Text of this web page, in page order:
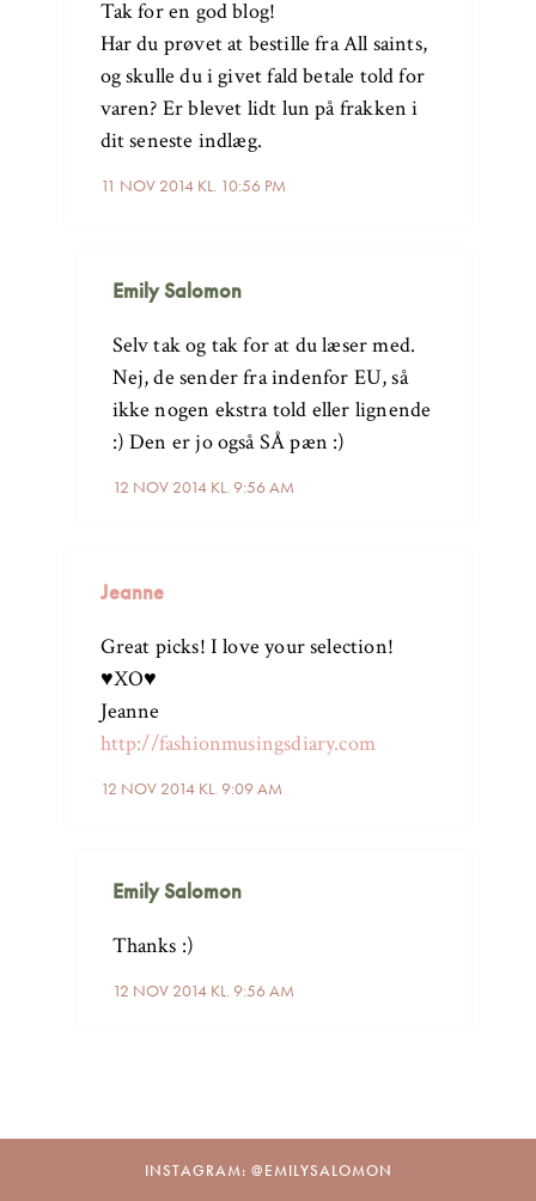
11 NOV 2014 KL. 10:56 PM
Tak for en god blog!
Har du prøvet at bestille fra All saints,
og skulle du i givet fald betale told for
varen? Er blevet lidt lun på frakken i
dit seneste indlæg.
Emily Salomon
12 NOV 2014 KL. 9:56 AM
Selv tak og tak for at du læser med.
Nej, de sender fra indenfor EU, så
ikke nogen ekstra told eller lignende
:) Den er jo også SÅ pæn :)
Jeanne
12 NOV 2014 KL. 9:09 AM
Great picks! I love your selection!
♥XO♥
Jeanne
http://fashionmusingsdiary.com
Emily Salomon
12 NOV 2014 KL. 9:56 AM
Thanks :)
INSTAGRAM: @EMILYSALOMON